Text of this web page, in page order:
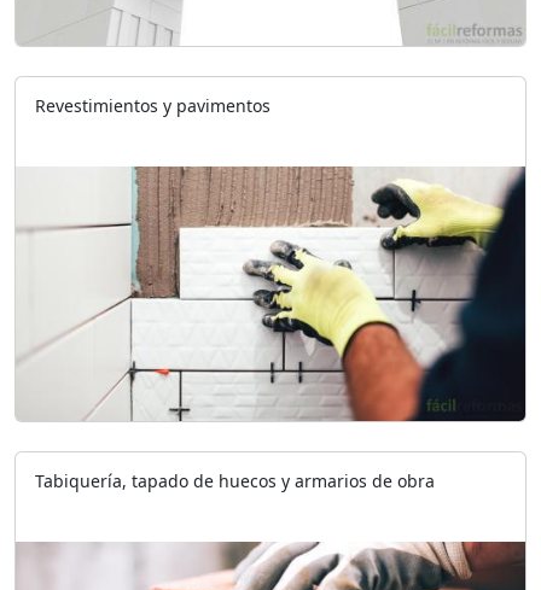
Revestimientos y pavimentos
Tabiquería, tapado de huecos y armarios de obra